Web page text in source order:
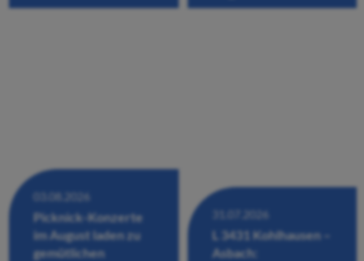
03.08.2026
Picknick-Konzerte
im August laden zu
gemütlichen
31.07.2026
L 3431 Kohlhausen –
Asbach: